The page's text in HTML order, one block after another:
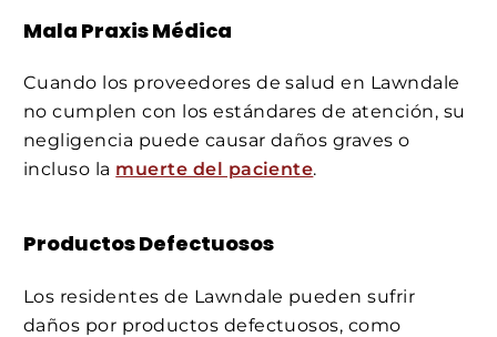
Mala Praxis Médica
Cuando los proveedores de salud en Lawndale
no cumplen con los estándares de atención, su
negligencia puede causar daños graves o
incluso la muerte del paciente.
ProductosDefectuosos
Los residentes de Lawndale pueden sufrir
daños por productos defectuosos, como